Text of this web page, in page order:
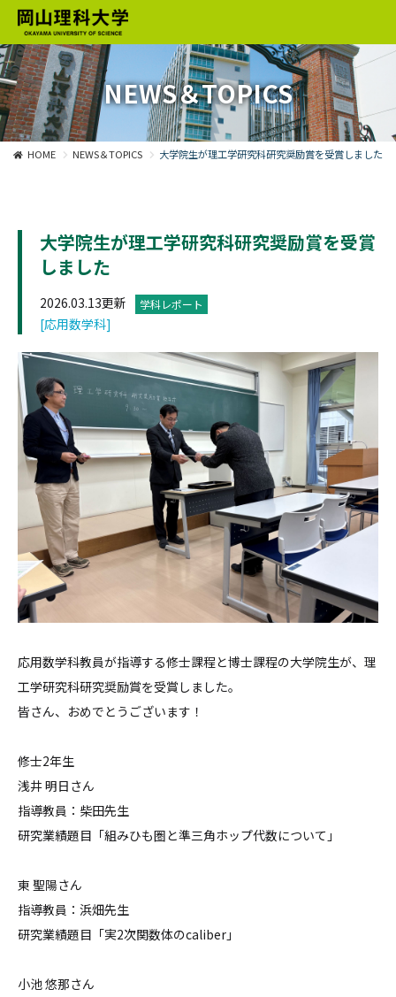
NEWS＆TOPICS
HOME NEWS＆TOPICS 大学院生が理工学研究科研究奨励賞を受賞しました
大学院生が理工学研究科研究奨励賞を受賞
しました
2026.03.13更新 学科レポート
[応用数学科]
応用数学科教員が指導する修士課程と博士課程の大学院生が、理
工学研究科研究奨励賞を受賞しました。
皆さん、おめでとうございます！
修士2年生
浅井 明日さん
指導教員：柴田先生
研究業績題目「組みひも圏と準三角ホップ代数について」
東 聖陽さん
指導教員：浜畑先生
研究業績題目「実2次関数体のcaliber」
小池 悠那さん